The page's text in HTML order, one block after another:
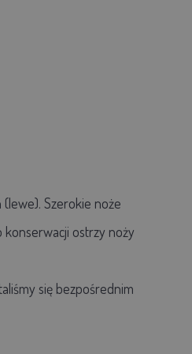
Szerokie noże
konserwacji ostrzy noży
się bezpośrednim